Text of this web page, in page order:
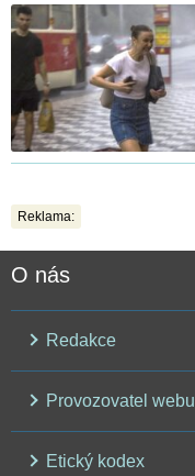
Reklama:
O nás
Redakce
Provozovatel webu
Etický kodex